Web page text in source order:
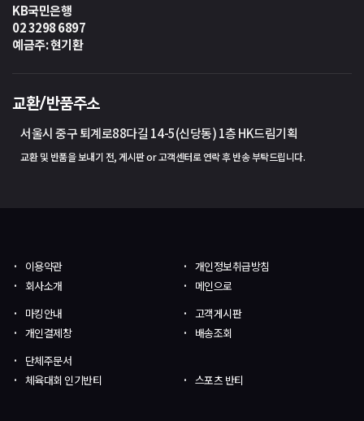
KB국민은행
02 3298 6897
예금주: 현기환
교환/반품주소
서울시 중구 퇴계로88다길 14-5(신당동) 1층 HK드림기획
교환 및 반품을 보내기 전, 게시판 or 고객센터로 연락 후 반송 부탁드립니다.
이용약관
개인정보취급방침
회사소개
메인으로
마킹안내
고객게시판
개인결제창
배송조회
단체주문서
체육대회 인기반티
스포츠 반티